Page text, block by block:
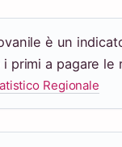
è un
primi a pagare le
Regionale